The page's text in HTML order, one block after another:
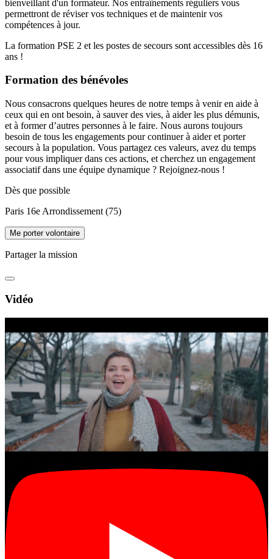
bienveillant d'un formateur. Nos entraînements réguliers vous
permettront de réviser vos techniques et de maintenir vos
compétences à jour.
La formation PSE 2 et les postes de secours sont accessibles dès 16
ans !
Formation des bénévoles
Nous consacrons quelques heures de notre temps à venir en aide à
ceux qui en ont besoin, à sauver des vies, à aider les plus démunis,
et à former d’autres personnes à le faire. Nous aurons toujours
besoin de tous les engagements pour continuer à aider et porter
secours à la population. Vous partagez ces valeurs, avez du temps
pour vous impliquer dans ces actions, et cherchez un engagement
associatif dans une équipe dynamique ? Rejoignez-nous !
Dès que possible
Paris 16e Arrondissement (75)
Me porter volontaire
Partager la mission
Vidéo